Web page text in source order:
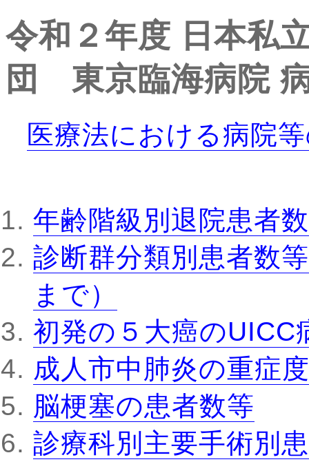
令和２年度 日本私
団 東京臨海病院
医療法における病院
年齢階級別退院患者数
診断群分類別患者数
まで）
初発の５大癌のUICC
成人市中肺炎の重症
脳梗塞の患者数等
診療科別主要手術別